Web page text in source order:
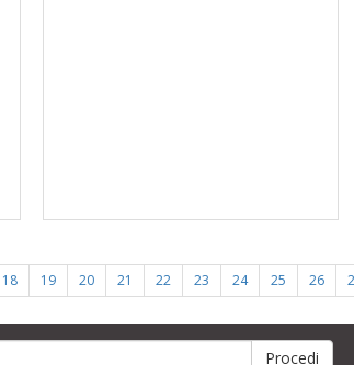
18 19 20 21 22 23 24 25 26